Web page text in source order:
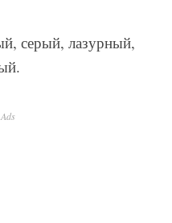
серый, лазурный,
Ads